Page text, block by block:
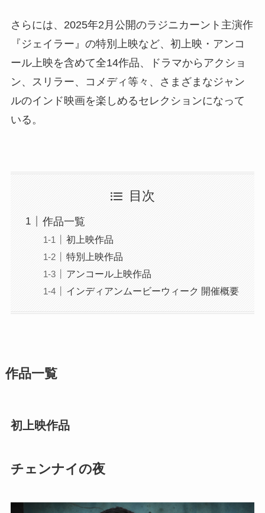
さらには、2025年2月公開のラジニカーント主演作
『ジェイラー』の特別上映など、初上映・アンコ
ール上映を含めて全14作品、ドラマからアクショ
ン、スリラー、コメディ等々、さまざまなジャン
ルのインド映画を楽しめるセレクションになって
いる。
目次
作品一覧
初上映作品
特別上映作品
アンコール上映作品
インディアンムービーウィーク 開催概要
作品一覧
初上映作品
チェンナイの夜